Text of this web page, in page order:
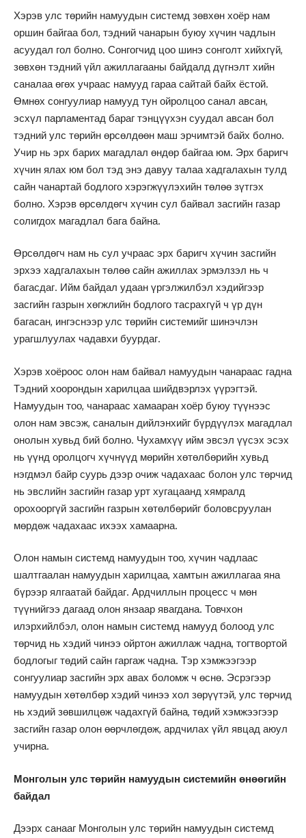
Хэрэв улс төрийн намуудын системд зөвхөн хоёр нам
оршин байгаа бол, тэдний чанарын буюу хүчин чадлын
асуудал гол болно. Сонгогчид цоо шинэ сонголт хийхгүй,
зөвхөн тэдний үйл ажиллагааны байдалд дүгнэлт хийн
саналаа өгөх учраас намууд гараа сайтай байх ёстой.
Өмнөх сонгуулиар намууд тун ойролцоо санал авсан,
эсхүл парламентад бараг тэнцүүхэн суудал авсан бол
тэдний улс төрийн өрсөлдөөн маш эрчимтэй байх болно.
Учир нь эрх барих магадлал өндөр байгаа юм. Эрх баригч
хүчин ялах юм бол тэд энэ давуу талаа хадгалахын тулд
сайн чанартай бодлого хэрэгжүүлэхийн төлөө зүтгэх
болно. Хэрэв өрсөлдөгч хүчин сул байвал засгийн газар
солигдох магадлал бага байна.
Өрсөлдөгч нам нь сул учраас эрх баригч хүчин засгийн
эрхээ хадгалахын төлөө сайн ажиллах эрмэлзэл нь ч
багасдаг. Ийм байдал удаан үргэлжилбэл хэдийгээр
засгийн газрын хөгжлийн бодлого тасрахгүй ч үр дүн
багасан, ингэснээр улс төрийн системийг шинэчлэн
урагшлуулах чадавхи буурдаг.
Хэрэв хоёроос олон нам байвал намуудын чанараас гадна
Тэдний хоорондын харилцаа шийдвэрлэх үүрэгтэй.
Намуудын тоо, чанараас хамааран хоёр буюу түүнээс
олон нам эвсэж, саналын дийлэнхийг бүрдүүлэх магадлал
онолын хувьд бий болно. Чухамхүү ийм эвсэл үүсэх эсэх
нь үүнд оролцогч хүчнүүд мөрийн хөтөлбөрийн хувьд
нэгдмэл байр суурь дээр очиж чадахаас болон улс төрчид
нь эвслийн засгийн газар урт хугацаанд хямралд
орохооргүй засгийн газрын хөтөлбөрийг боловсруулан
мөрдөж чадахаас ихээх хамаарна.
Олон намын системд намуудын тоо, хүчин чадлаас
шалтгаалан намуудын харилцаа, хамтын ажиллагаа яна
бүрээр ялгаатай байдаг. Ардчиллын процесс ч мөн
түүнийгээ дагаад олон янзаар явагдана. Товчхон
илэрхийлбэл, олон намын системд намууд болоод улс
төрчид нь хэдий чинээ ойртон ажиллаж чадна, тогтвортой
бодлогыг төдий сайн гаргаж чадна. Тэр хэмжээгээр
сонгуулиар засгийн эрх авах боломж ч өснө. Эсрэгээр
намуудын хөтөлбөр хэдий чинээ хол зөрүүтэй, улс төрчид
нь хэдий зөвшилцөж чадахгүй байна, төдий хэмжээгээр
засгийн газар олон өөрчлөгдөж, ардчилах үйл явцад аюул
учирна.
Монголын улс төрийн намуудын системийн өнөөгийн
байдал
Дээрх санааг Монголын улс төрийн намуудын системд